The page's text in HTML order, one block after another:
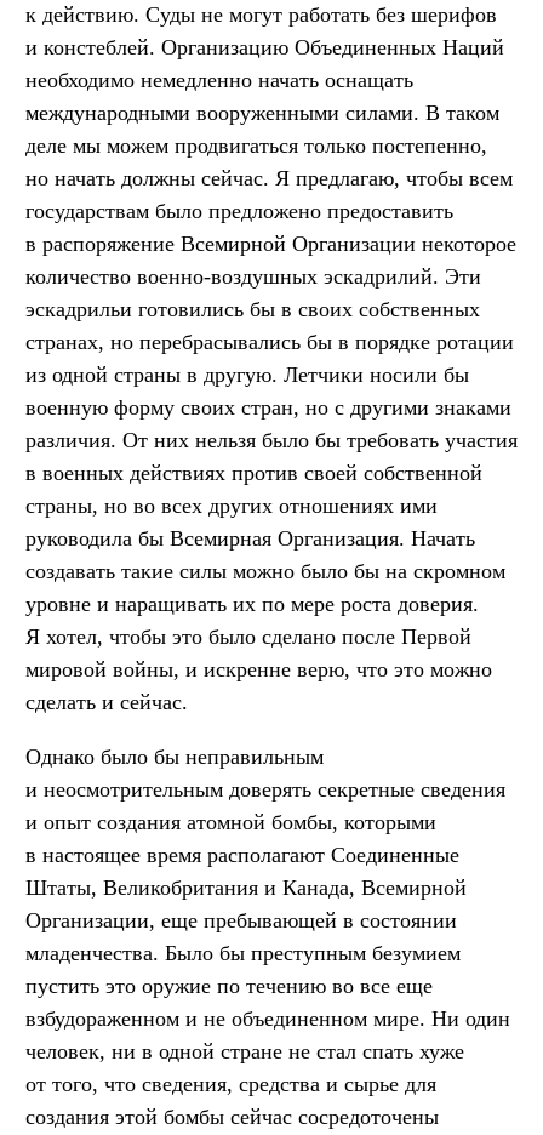
к действию. Суды не могут работать без шерифов
и констеблей. Организацию Объединенных Наций
необходимо немедленно начать оснащать
международными вооруженными силами. В таком
деле мы можем продвигаться только постепенно,
но начать должны сейчас. Я предлагаю, чтобы всем
государствам было предложено предоставить
в распоряжение Всемирной Организации некоторое
количество военно-воздушных эскадрилий. Эти
эскадрильи готовились бы в своих собственных
странах, но перебрасывались бы в порядке ротации
из одной страны в другую. Летчики носили бы
военную форму своих стран, но с другими знаками
различия. От них нельзя было бы требовать участия
в военных действиях против своей собственной
страны, но во всех других отношениях ими
руководила бы Всемирная Организация. Начать
создавать такие силы можно было бы на скромном
уровне и наращивать их по мере роста доверия.
Я хотел, чтобы это было сделано после Первой
мировой войны, и искренне верю, что это можно
сделать и сейчас.
Однако было бы неправильным
и неосмотрительным доверять секретные сведения
и опыт создания атомной бомбы, которыми
в настоящее время располагают Соединенные
Штаты, Великобритания и Канада, Всемирной
Организации, еще пребывающей в состоянии
младенчества. Было бы преступным безумием
пустить это оружие по течению во все еще
взбудораженном и не объединенном мире. Ни один
человек, ни в одной стране не стал спать хуже
от того, что сведения, средства и сырье для
создания этой бомбы сейчас сосредоточены